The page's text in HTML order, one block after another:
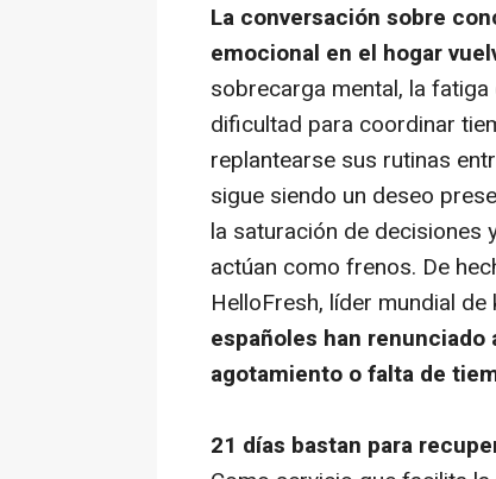
La conversación sobre
emocional en el hogar
sobrecarga mental, la
dificultad para coordinar
replantearse sus rutinas
sigue siendo un deseo
la saturación de decisiones
actúan como frenos. De
HelloFresh, líder mundial
españoles han
agotamiento o falta de
21 días bastan para